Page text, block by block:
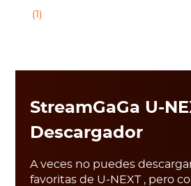
(1)
StreamGaGa U-
Descargador
A veces no puedes
favoritas de U-NEXT , pero